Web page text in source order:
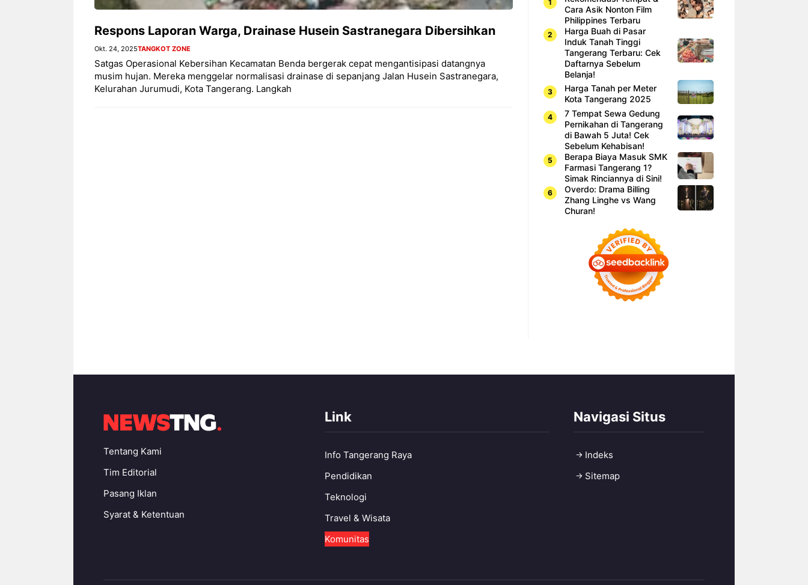
Respons Laporan Warga, Drainase Husein Sastranegara Dibersihkan
Okt. 24, 2025TANGKOT ZONE
Satgas Operasional Kebersihan Kecamatan Benda bergerak cepat mengantisipasi datangnya
musim hujan. Mereka menggelar normalisasi drainase di sepanjang Jalan Husein Sastranegara,
Kelurahan Jurumudi, Kota Tangerang. Langkah
Cara Asik Nonton Film
Philippines Terbaru
Harga Buah di Pasar
Induk Tanah Tinggi
Tangerang Terbaru: Cek
Daftarnya Sebelum
Belanja!
Harga Tanah per Meter
Kota Tangerang 2025
7 Tempat Sewa Gedung
Pernikahan di Tangerang
di Bawah 5 Juta! Cek
Sebelum Kehabisan!
Berapa Biaya Masuk SMK
Farmasi Tangerang 1?
Simak Rinciannya di Sini!
Overdo: Drama Billing
Zhang Linghe vs Wang
Churan!
Tentang Kami
Tim Editorial
Pasang Iklan
Syarat & Ketentuan
Link
Info Tangerang Raya
Pendidikan
Teknologi
Travel & Wisata
Komunitas
Navigasi Situs
Indeks
Sitemap